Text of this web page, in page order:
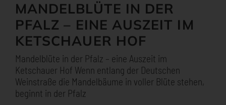
Mandelblüte in der Pfalz – eine Auszeit im
Ketschauer Hof Wenn entlang der Deutschen
Weinstraße die Mandelbäume in voller Blüte stehen,
beginnt in der Pfalz
WEITERE NEUIGKEITEN